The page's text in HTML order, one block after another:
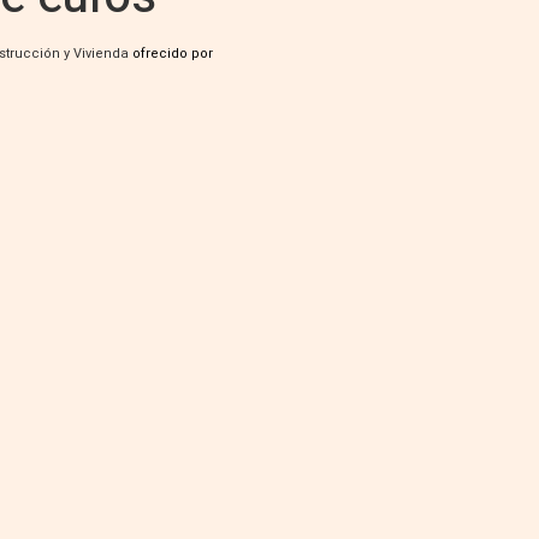
y Vivienda ofrecido por